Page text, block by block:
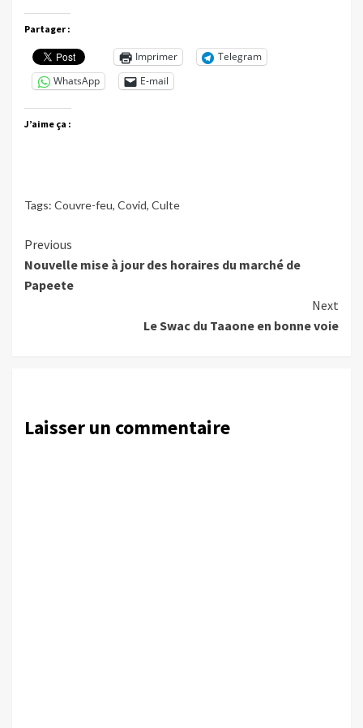
Partager :
Imprimer
Telegram
WhatsApp
E-mail
J’aime ça :
Tags: Couvre-feu, Covid, Culte
Continue
Reading
Previous
Nouvelle mise à jour des horaires du marché de
Papeete
Next
Le Swac du Taaone en bonne voie
Laisser un commentaire